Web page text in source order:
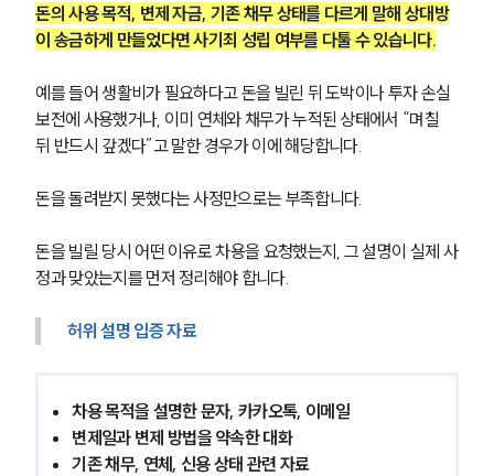
돈의 사용 목적, 변제 자금, 기존 채무 상태를 다르게 말해 상대방
이 송금하게 만들었다면 사기죄 성립 여부를 다툴 수 있습니다.
예를 들어 생활비가 필요하다고 돈을 빌린 뒤 도박이나 투자 손실
보전에 사용했거나, 이미 연체와 채무가 누적된 상태에서 “며칠
뒤 반드시 갚겠다”고 말한 경우가 이에 해당합니다.
돈을 돌려받지 못했다는 사정만으로는 부족합니다.
돈을 빌릴 당시 어떤 이유로 차용을 요청했는지, 그 설명이 실제 사
정과 맞았는지를 먼저 정리해야 합니다.
허위 설명 입증 자료
차용 목적을 설명한 문자, 카카오톡, 이메일
변제일과 변제 방법을 약속한 대화
기존 채무, 연체, 신용 상태 관련 자료